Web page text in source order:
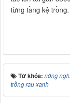
từng tầng kệ trồng.
Từ khóa: nông
trồng rau xanh